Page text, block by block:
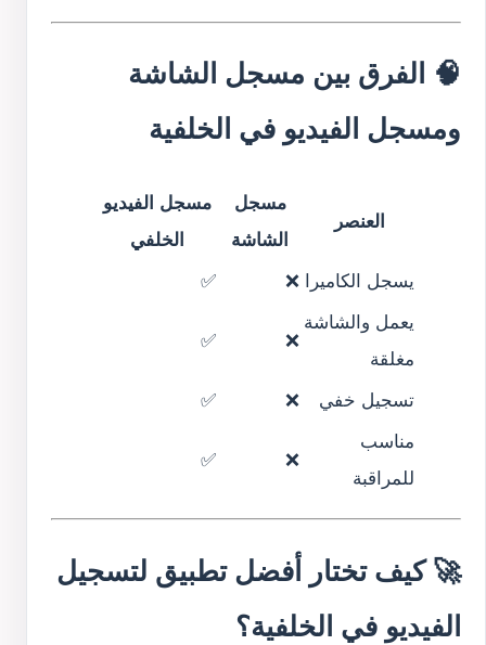
🧠 الفرق بين مسجل الشاشة
ومسجل الفيديو في الخلفية
العنصر
مسجل
الشاشة
مسجل الفيديو
الخلفي
يسجل الكاميرا ❌
✅
يعمل والشاشة
مغلقة
❌
✅
تسجيل خفي ❌
✅
مناسب
للمراقبة
❌
✅
🚀 كيف تختار أفضل تطبيق لتسجيل
الفيديو في الخلفية؟